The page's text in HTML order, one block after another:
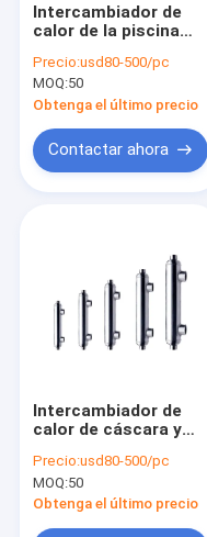
Intercambiador de
calor de la piscina
Precio:usd80-500/pc
MOQ:50
Obtenga el último precio
Contactar ahora
Intercambiador de
calor de cáscara y
piscinas/
de calor de cáscara y
tubo industrial
Precio:usd80-500/pc
MOQ:50
Obtenga el último precio